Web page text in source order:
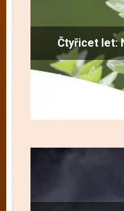
Čtyřicet let: